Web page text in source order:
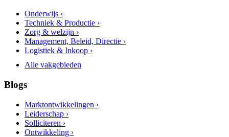
Onderwijs ›
Techniek & Productie ›
Zorg & welzijn ›
Management, Beleid, Directie ›
Logistiek & Inkoop ›
Alle vakgebieden
Blogs
Marktontwikkelingen ›
Leiderschap ›
Solliciteren ›
Ontwikkeling ›